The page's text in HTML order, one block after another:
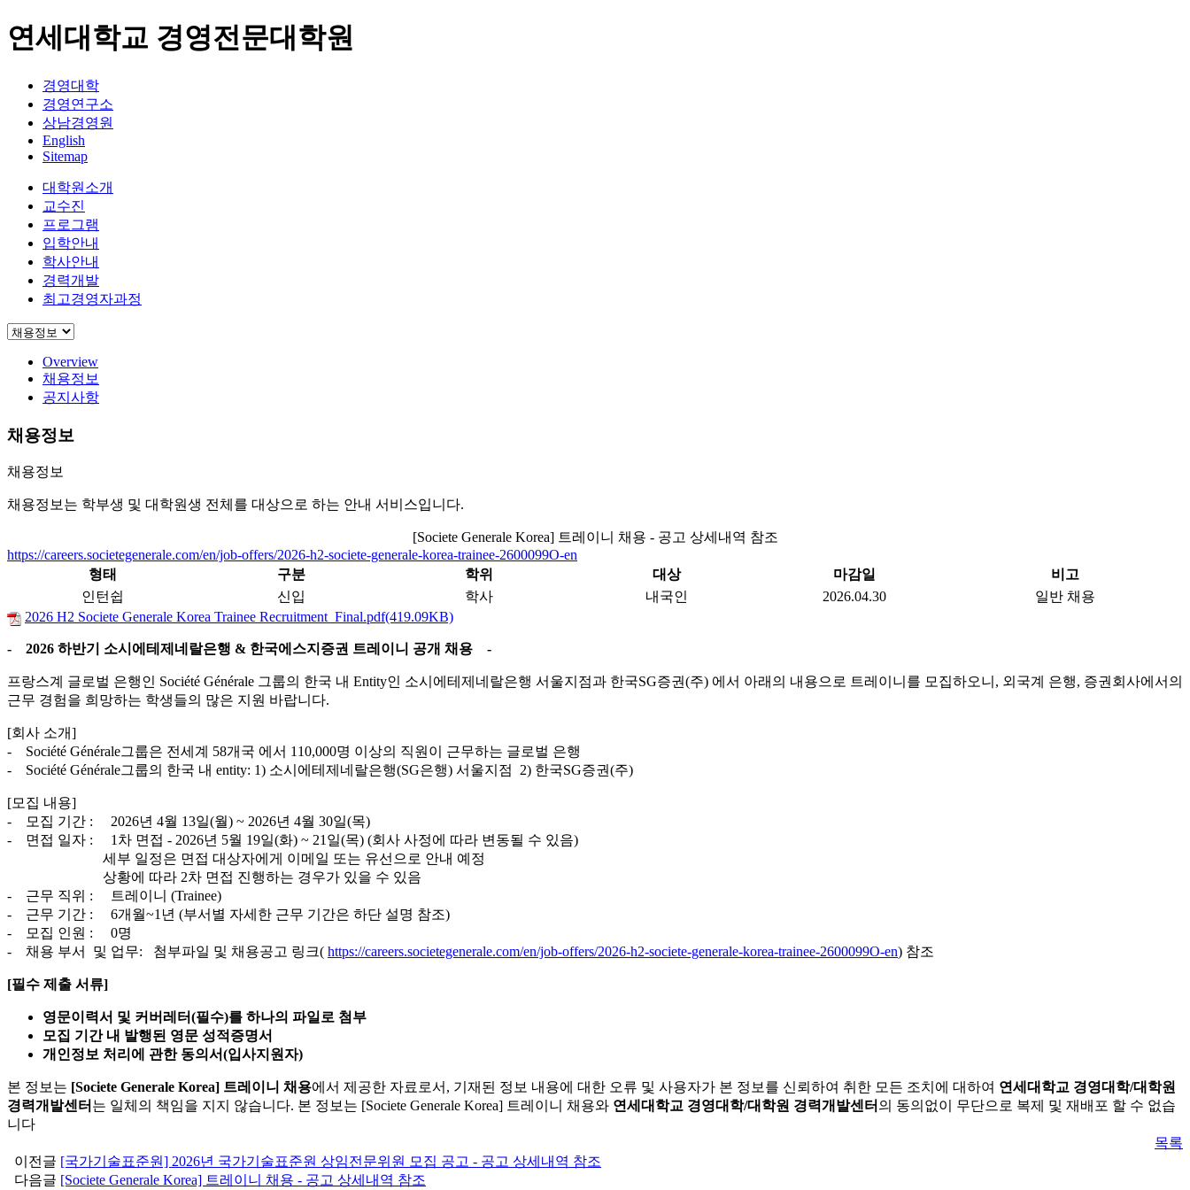
연세대학교 경영전문대학원
경영대학
경영연구소
상남경영원
English
Sitemap
대학원소개
교수진
프로그램
입학안내
학사안내
경력개발
최고경영자과정
Overview
채용정보
공지사항
채용정보
채용정보
채용정보는 학부생 및 대학원생 전체를 대상으로 하는 안내 서비스입니다.
[Societe Generale Korea] 트레이니 채용 - 공고 상세내역 참조
https://careers.societegenerale.com/en/job-offers/2026-h2-societe-generale-korea-trainee-2600099O-en
형태
구분 학위 대상 마감일
비고
인턴쉽
신입 학사 내국인 2026.04.30
일반 채용
2026 H2 Societe Generale Korea Trainee Recruitment_Final.pdf(419.09KB)
- 2026 하반기 소시에테제네랄은행 & 한국에스지증권 트레이니 공개 채용 -
프랑스계 글로벌 은행인 Société Générale 그룹의 한국 내 Entity인 소시에테제네랄은행 서울지점과 한국SG증권(주) 에서 아래의 내용으로 트레이니를 모집하오니, 외국계 은행, 증권회사에서의
근무 경험을 희망하는 학생들의 많은 지원 바랍니다.
[회사 소개]
- Société Générale그룹은 전세계 58개국 에서 110,000명 이상의 직원이 근무하는 글로벌 은행
- Société Générale그룹의 한국 내 entity: 1) 소시에테제네랄은행(SG은행) 서울지점 2) 한국SG증권(주)
[모집 내용]
- 모집 기간 : 2026년 4월 13일(월) ~ 2026년 4월 30일(목)
- 면접 일자 : 1차 면접 - 2026년 5월 19일(화) ~ 21일(목) (회사 사정에 따라 변동될 수 있음)
세부 일정은 면접 대상자에게 이메일 또는 유선으로 안내 예정
상황에 따라 2차 면접 진행하는 경우가 있을 수 있음
- 근무 직위 : 트레이니 (Trainee)
- 근무 기간 : 6개월~1년 (부서별 자세한 근무 기간은 하단 설명 참조)
- 모집 인원 : 0명
- 채용 부서 및 업무: 첨부파일 및 채용공고 링크( https://careers.societegenerale.com/en/job-offers/2026-h2-societe-generale-korea-trainee-2600099O-en) 참조
[필수 제출 서류]
영문이력서 및 커버레터(필수)를 하나의 파일로 첨부
모집 기간 내 발행된 영문 성적증명서
개인정보 처리에 관한 동의서(입사지원자)
본 정보는 [Societe Generale Korea] 트레이니 채용에서 제공한 자료로서, 기재된 정보 내용에 대한 오류 및 사용자가 본 정보를 신뢰하여 취한 모든 조치에 대하여 연세대학교 경영대학/대학원
경력개발센터 는 일체의 책임을 지지 않습니다. 본 정보는 [Societe Generale Korea] 트레이니 채용와 연세대학교 경영대학/대학원 경력개발센터 의 동의없이 무단으로 복제 및 재배포 할 수 없습
니다
목록
이전글 [국가기술표준원] 2026년 국가기술표준원 상임전문위원 모집 공고 - 공고 상세내역 참조
다음글 [Societe Generale Korea] 트레이니 채용 - 공고 상세내역 참조